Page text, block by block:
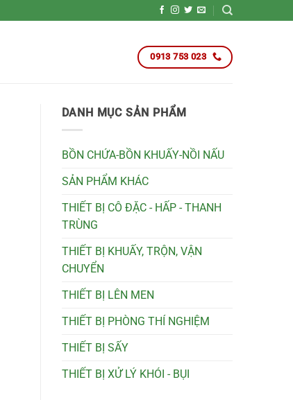
0913 753 023
DANH MỤC SẢN PHẨM
BỒN CHỨA-BỒN KHUẤY-NỒI NẤU
SẢN PHẨM KHÁC
THIẾT BỊ CÔ ĐẶC - HẤP - THANH
TRÙNG
THIẾT BỊ KHUẤY, TRỘN, VẬN
CHUYỂN
THIẾT BỊ LÊN MEN
THIẾT BỊ PHÒNG THÍ NGHIỆM
THIẾT BỊ SẤY
THIẾT BỊ XỬ LÝ KHÓI - BỤI